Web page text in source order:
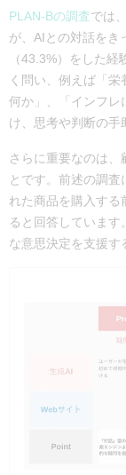
PLAN-Bの調査では
が、AIとの対話をき
（43.3%）をした経
く問い、例えば「
何か」、「インフレ
け、思考や判断の手
さらに重要なのは、
とです。前述の調査
れた商品を購入する
ると回答していま
な意思決定を支援す